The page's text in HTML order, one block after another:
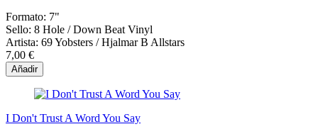
Formato: 7"
Sello: 8 Hole / Down Beat Vinyl
Artista: 69 Yobsters / Hjalmar B Allstars
7,00 €
Añadir
I Don't Trust A Word You Say